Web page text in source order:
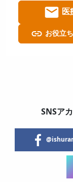
医
お役立
SNSア